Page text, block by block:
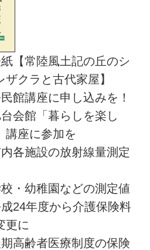
【常陸風土記の丘のシ
ザクラと古代家屋】
館講座に申し込みを！
会館「暮らしを楽し
講座に参加を
各施設の放射線量測定
・幼稚園などの測定値
24年度から介護保険料
更に
高齢者医療制度の保険